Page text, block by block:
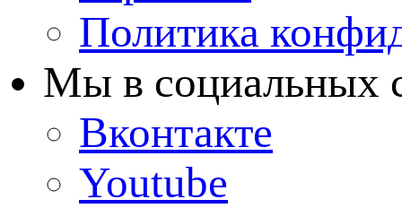
Политика
Мы в cоциальных
Вконтакте
Youtube